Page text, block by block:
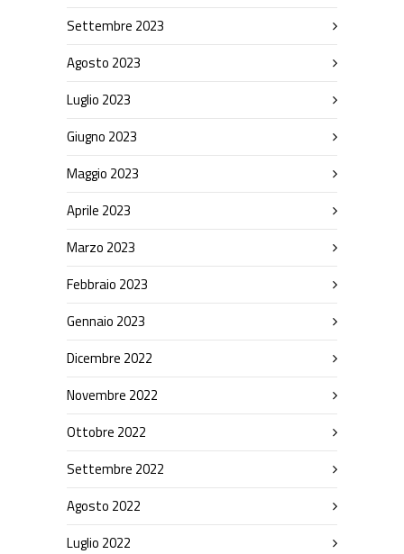
Settembre 2023
Agosto 2023
Luglio 2023
Giugno 2023
Maggio 2023
Aprile 2023
Marzo 2023
Febbraio 2023
Gennaio 2023
Dicembre 2022
Novembre 2022
Ottobre 2022
Settembre 2022
Agosto 2022
Luglio 2022